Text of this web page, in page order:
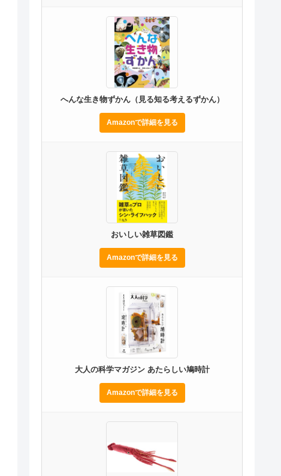
へんな生き物ずかん（見る知る考えるずかん）
Amazonで詳細を見る
おいしい雑草図鑑
Amazonで詳細を見る
大人の科学マガジン あたらしい鳩時計
Amazonで詳細を見る